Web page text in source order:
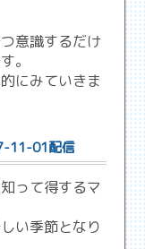
意識するだけ
。
にみていきま
11-01配信
って得するマ
い季節となり